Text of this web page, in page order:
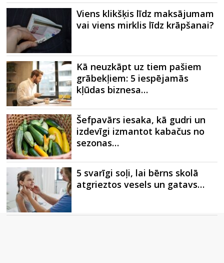
Viens klikšķis līdz maksājumam
vai viens mirklis līdz krāpšanai?
Kā neuzkāpt uz tiem pašiem
grābekļiem: 5 iespējamās
kļūdas biznesa…
Šefpavārs iesaka, kā gudri un
izdevīgi izmantot kabačus no
sezonas…
5 svarīgi soļi, lai bērns skolā
atgrieztos vesels un gatavs…